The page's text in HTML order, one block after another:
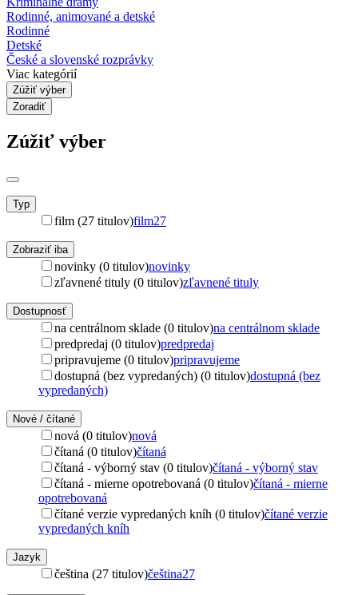
Rodinné, animované a detské
Rodinné
Detské
České a slovenské rozprávky
Viac kategórií
Zúžiť výber
Zoradiť
Zúžiť výber
Typ
film (27 titulov)film27
Zobraziť iba
novinky (0 titulov)novinky
zľavnené tituly (0 titulov)zľavnené tituly
Dostupnosť
na centrálnom sklade (0 titulov)na centrálnom sklade
predpredaj (0 titulov)predpredaj
pripravujeme (0 titulov)pripravujeme
dostupná (bez vypredaných) (0 titulov)dostupná (bez
vypredaných)
Nové / čítané
nová (0 titulov)nová
čítaná (0 titulov)čítaná
čítaná - výborný stav (0 titulov)čítaná - výborný stav
čítaná - mierne opotrebovaná (0 titulov)čítaná - mierne
opotrebovaná
čítané verzie vypredaných kníh (0 titulov)čítané verzie
vypredaných kníh
Jazyk
čeština (27 titulov)čeština27